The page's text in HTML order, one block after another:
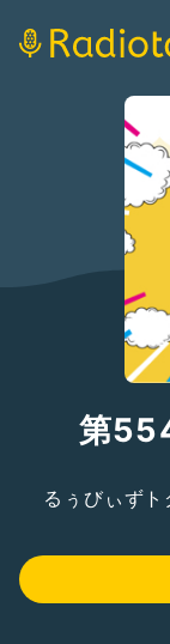
第
るぅびぃず